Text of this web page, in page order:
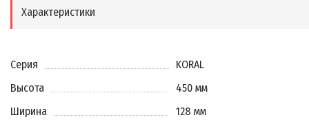
Характеристики
Серия
KORAL
Высота
450 мм
Ширина
128 мм